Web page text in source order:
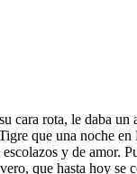
cara rota, le daba
que una noche
y de
que hasta hoy